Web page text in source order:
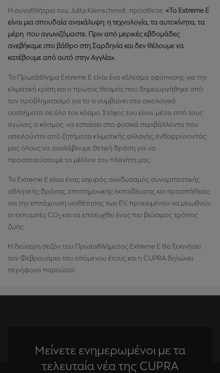
Η συναθλήτρια του, Jutta Kleinschmidt, πρόσθεσε: «Το Extreme E
είναι μια σπουδαία ανακάλυψη: η τεχνολογία, τα αυτοκίνητα, τα
μέρη που αγωνιζόμαστε. Πριν από μερικές εβδομάδες
ανεβήκαμε στο βάθρο στη Σαρδηνία και δεν θέλουμε να
κατέβουμε από αυτό στην Αγγλία».
Το Πρωτάθλημα Extreme E είναι ένα κάλεσμα αφύπνισης για την
κλιματική κρίση και ο πρώτος θεσμός που δημιουργήθηκε από
τον προβληματισμό για το τι συμβαίνει στα οικολογικά
συστήματα σε όλο τον κόσμο. Στόχος του είναι, μέσα από τους
αγώνες, ο κόσμος να εστιάσει στα φυσικά περιβάλλοντα που
απειλούνται από ζητήματα κλιματικής αλλαγής, ενθαρρύνοντάς
μας όλους να αναλάβουμε θετική δράση για να
προστατεύσουμε το μέλλον του πλανήτη μας.
Το Extreme E είναι ένας ισχυρός συνδυασμός συναρπαστικής
αθλητικής δράσης, επιστημονικής εκπαίδευσης και προσπάθειας
για την επιτάχυνση υιοθέτησης των EV, προκειμένου να μειωθούν
οι εκπομπές CO2 και να επιτευχθεί ένας πιο βιώσιμος τρόπος
ζωής.
Η δεύτερη σεζόν του Πρωταθλήματος Extreme E θα ξεκινήσει
τον Φεβρουάριο του επόμενου έτους και η CUPRA δηλώνει
περήφανα παρούσα!
Μείνετε ενημερωμένοι με τα
τελευταία νέα της CUPRA